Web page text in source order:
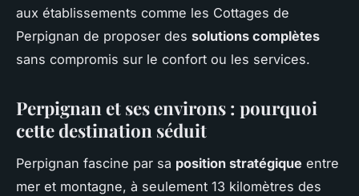
aux établissements comme les Cottages de
Perpignan de proposer des solutions complètes
sans compromis sur le confort ou les services.
Perpignan et ses environs : pourquoi
cette destination séduit
Perpignan fascine par sa position stratégique entre
mer et montagne, à seulement 13 kilomètres des